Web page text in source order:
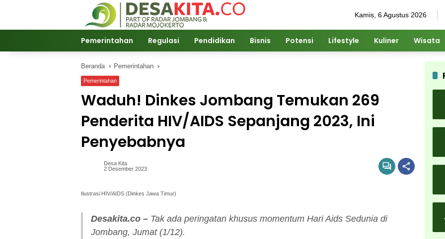
Kamis, 6 Agustus 2026
Pemerintahan Regulasi Pendidikan Bisnis Potensi Lifestyle Kuliner Wisata
Beranda Pemerintahan
Pemerintahan
Waduh! Dinkes Jombang Temukan 269
Penderita HIV/AIDS Sepanjang 2023, Ini
Penyebabnya
Desa Kita
2 Desember 2023
Ilustrasi HIV/AIDS (Dinkes Jawa Timur)
Desakita.co – Tak ada peringatan khusus momentum Hari Aids Sedunia di
Jombang, Jumat (1/12).